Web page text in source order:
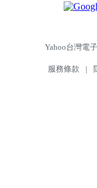
Yahoo台灣電
服務條款 |